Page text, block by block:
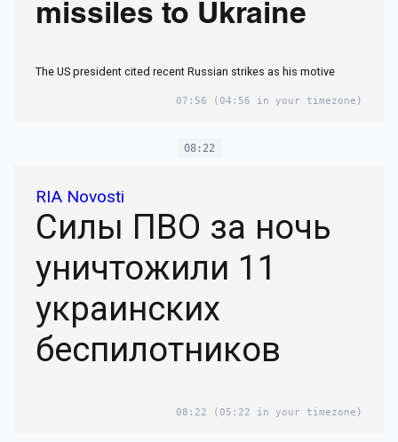
missiles to Ukraine
The US president cited recent Russian strikes as his motive
07:56 (04:56 in your timezone)
08:22
RIA Novosti
Силы ПВО за ночь
уничтожили 11
украинских
беспилотников
08:22 (05:22 in your timezone)